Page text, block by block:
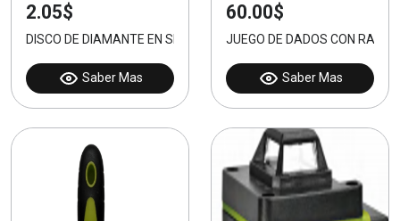
2.05$
DISCO DE DIAMANTE EN SECO 105MM
Saber Mas
60.00$
JUEGO DE DADOS CON
Saber Mas